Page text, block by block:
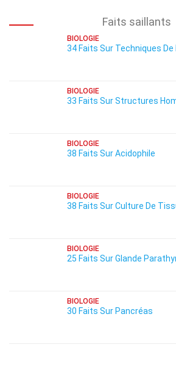
Faits saillants
BIOLOGIE
34 Faits Sur Techniques
BIOLOGIE
33 Faits Sur Structures
BIOLOGIE
38 Faits Sur Acidophile
BIOLOGIE
38 Faits Sur Culture De
BIOLOGIE
25 Faits Sur Glande
BIOLOGIE
30 Faits Sur Pancréas